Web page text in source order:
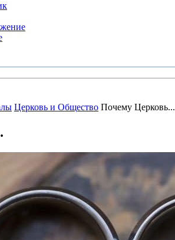
Церковь и Общество Почему Церковь...